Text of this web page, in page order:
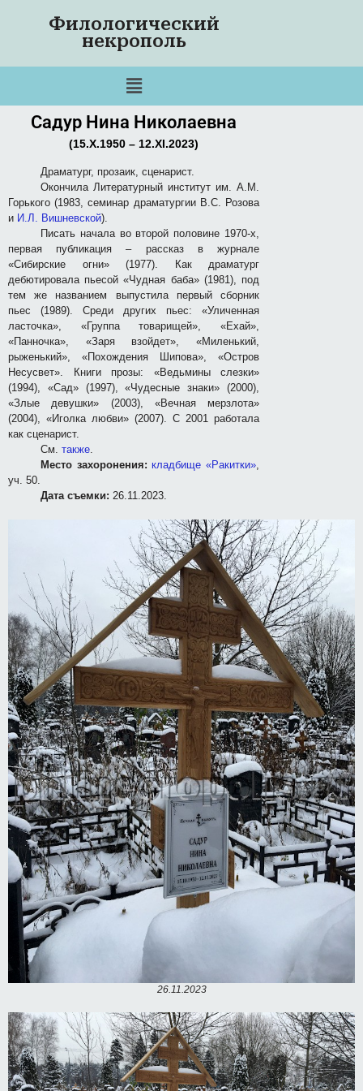
Филологический
некрополь
Садур Нина Николаевна
(15.X.1950 – 12.XI.2023)
Драматург, прозаик, сценарист.
Окончила Литературный институт им. А.М.
Горького (1983, семинар драматургии В.С. Розова
и И.Л. Вишневской).
Писать начала во второй половине 1970-х,
первая публикация – рассказ в журнале
«Сибирские огни» (1977). Как драматург
дебютировала пьесой «Чудная баба» (1981), под
тем же названием выпустила первый сборник
пьес (1989). Среди других пьес: «Уличенная
ласточка», «Группа товарищей», «Ехай»,
«Панночка», «Заря взойдет», «Миленький,
рыженький», «Похождения Шипова», «Остров
Несусвет». Книги прозы: «Ведьмины слезки»
(1994), «Сад» (1997), «Чудесные знаки» (2000),
«Злые девушки» (2003), «Вечная мерзлота»
(2004), «Иголка любви» (2007). С 2001 работала
как сценарист.
См. также.
Место захоронения: кладбище «Ракитки»,
уч. 50.
Дата съемки: 26.11.2023.
26.11.2023